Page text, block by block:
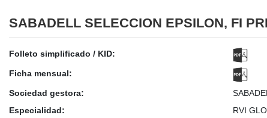
SABADELL SELECCION EPSILON, FI
Folleto simplificado / KID:
Ficha mensual:
Sociedad gestora:
Especialidad:
RVI